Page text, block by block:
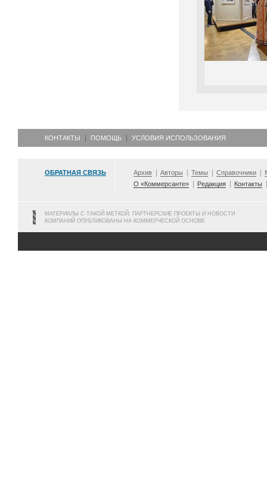
КОНТАКТЫ ПОМОЩЬ УСЛОВИЯ ИСПОЛЬЗОВАНИЯ
ОБРАТНАЯ СВЯЗЬ Архив Авторы Темы Справочники
О «Коммерсанте»
Редакция Контакты
МАТЕРИАЛЫ С ТАКОЙ МЕТКОЙ, ПАРТНЕРСКИЕ ПРОЕКТЫ И НОВОСТИ
КОМПАНИЙ ОПУБЛИКОВАНЫ НА КОММЕРЧЕСКОЙ ОСНОВЕ